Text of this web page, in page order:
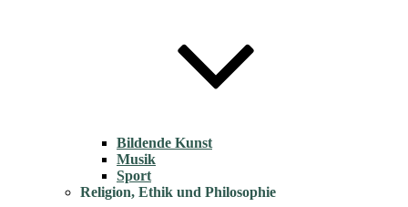
Bildende Kunst
Musik
Sport
Religion, Ethik und Philosophie